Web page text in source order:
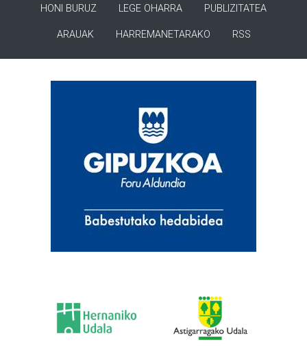
HONI BURUZ LEGE OHARRA PUBLIZITATEA
ARAUAK HARREMANETARAKO RSS